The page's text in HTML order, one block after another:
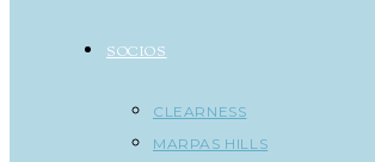
SOCIOS
CLEARNESS
MARPAS HILLS